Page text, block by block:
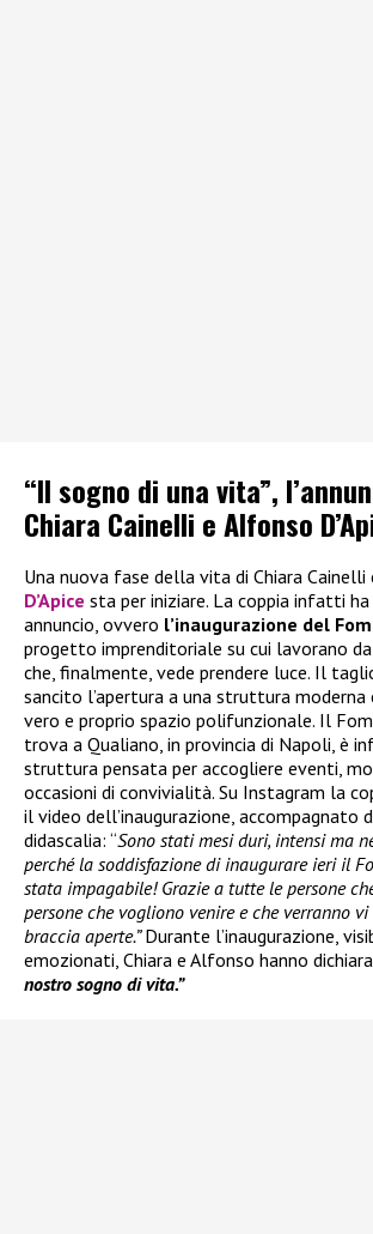
“Il sogno di una vita”,
Chiara Cainelli e Alfonso
Una nuova fase della vita di Chiara Cainelli
D’Apice sta per iniziare. La coppia infatti
annuncio, ovvero l’inaugurazione del
progetto imprenditoriale su cui lavorano da
che, finalmente, vede prendere luce. Il
sancito l’apertura a una struttura
vero e proprio spazio polifunzionale. Il
trova a Qualiano, in provincia di Napoli, è
struttura pensata per accogliere eventi,
occasioni di convivialità. Su Instagram la
il video dell’inaugurazione, accompagnato
didascalia: “Sono stati mesi duri, intensi ma
perché la soddisfazione di inaugurare ieri il
stata impagabile! Grazie a tutte le persone
persone che vogliono venire e che verranno
braccia aperte.”Durante l’inaugurazione,
emozionati, Chiara e Alfonso hanno
nostro sogno di vita.”